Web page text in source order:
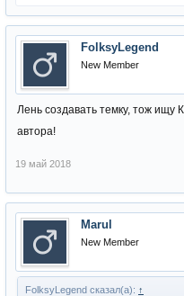
FolksyLegend
New Member
Лень создавать темку, тож ищу
автора!
19 май 2018
Marul
New Member
FolksyLegend сказал(а): ↑